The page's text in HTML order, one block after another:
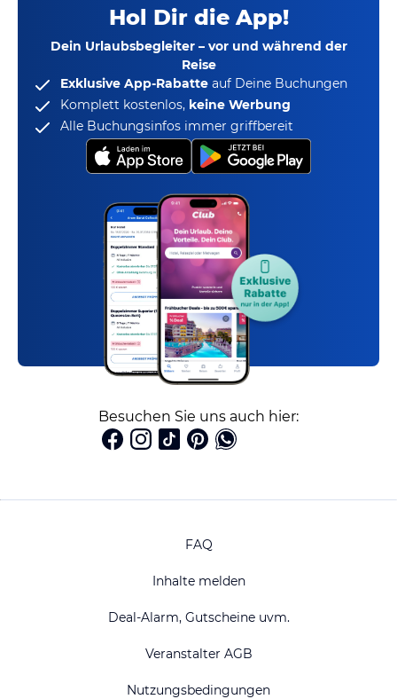
Hol Dir die App!
Dein Urlaubsbegleiter – vor und während der
Reise
Exklusive App-Rabatte auf Deine Buchungen
Komplett kostenlos, keine Werbung
Alle Buchungsinfos immer griffbereit
Besuchen Sie uns auch hier:
FAQ
Inhalte melden
Deal-Alarm, Gutscheine uvm.
Veranstalter AGB
Nutzungsbedingungen